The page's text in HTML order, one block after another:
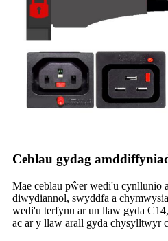
Ceblau gydag
Mae ceblau pŵer wedi'u cynllunio
diwydiannol, swyddfa a
wedi'u terfynu ar un llaw gyda
ac ar y llaw arall gyda chysylltwyr